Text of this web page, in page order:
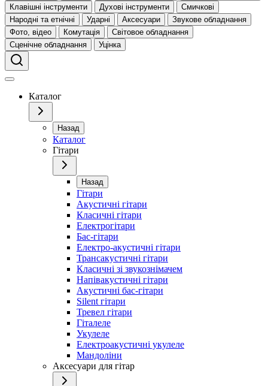
Клавішні інструменти
Духові інструменти
Смичкові
Народні та етнічні
Ударні Аксесуари
Звукове обладнання
Фото, відео
Комутація
Світовое обладнання
Сценічне обладнання
Уцінка
Каталог
Назад
Каталог
Гітари
Назад
Гітари
Акустичні гітари
Класичні гітари
Електрогітари
Бас-гітари
Електро-акустичні гітари
Трансакустичні гітари
Класичні зі звукознімачем
Напівакустичні гітари
Акустичні бас-гітари
Silent гітари
Тревел гітари
Гіталеле
Укулеле
Електроакустичні укулеле
Мандоліни
Аксесуари для гітар